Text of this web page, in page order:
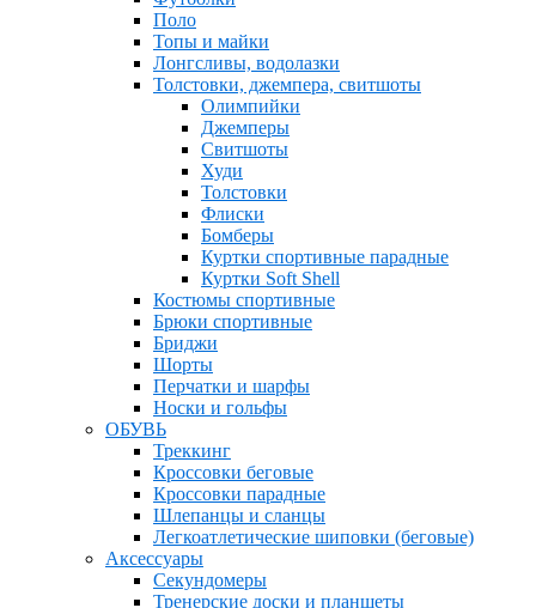
Поло
Топы и майки
Лонгсливы, водолазки
Толстовки, джемпера, свитшоты
Олимпийки
Джемперы
Свитшоты
Худи
Толстовки
Флиски
Бомберы
Куртки спортивные парадные
Куртки Soft Shell
Костюмы спортивные
Брюки спортивные
Бриджи
Шорты
Перчатки и шарфы
Носки и гольфы
ОБУВЬ
Треккинг
Кроссовки беговые
Кроссовки парадные
Шлепанцы и сланцы
Легкоатлетические шиповки (беговые)
Аксессуары
Секундомеры
Тренерские доски и планшеты